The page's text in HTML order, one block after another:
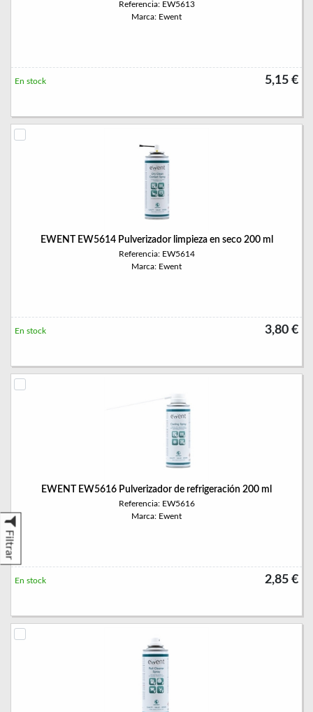
Filtrar
Referencia: EW5613
Marca: Ewent
5,15 €
En stock
EWENT EW5614 Pulverizador limpieza en seco 200 ml
Referencia: EW5614
Marca: Ewent
3,80 €
En stock
EWENT EW5616 Pulverizador de refrigeración 200 ml
Referencia: EW5616
Marca: Ewent
2,85 €
En stock